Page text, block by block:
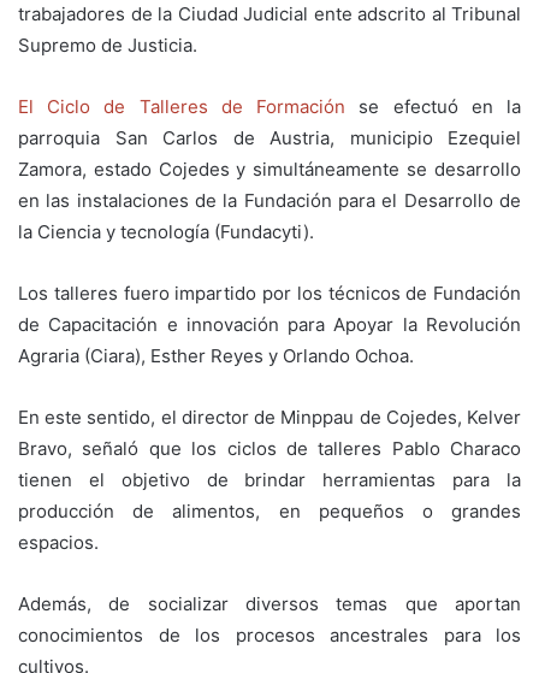
trabajadores de la Ciudad Judicial ente adscrito al Tribunal
Supremo de Justicia.
El Ciclo de Talleres de Formación se efectuó en la
parroquia San Carlos de Austria, municipio Ezequiel
Zamora, estado Cojedes y simultáneamente se desarrollo
en las instalaciones de la Fundación para el Desarrollo de
la Ciencia y tecnología (Fundacyti).
Los talleres fuero impartido por los técnicos de Fundación
de Capacitación e innovación para Apoyar la Revolución
Agraria (Ciara), Esther Reyes y Orlando Ochoa.
En este sentido, el director de Minppau de Cojedes, Kelver
Bravo, señaló que los ciclos de talleres Pablo Characo
tienen el objetivo de brindar herramientas para la
producción de alimentos, en pequeños o grandes
espacios.
Además, de socializar diversos temas que aportan
conocimientos de los procesos ancestrales para los
cultivos.